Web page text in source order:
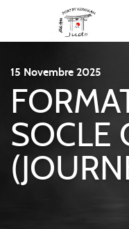
15 Novembre 2025
SOCLE